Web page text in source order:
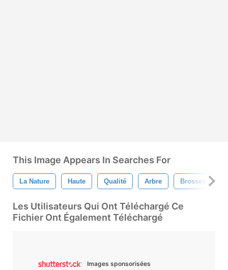
This Image Appears In Searches For
La Nature Haute Qualité Arbre Brosses
Les Utilisateurs Qui Ont Téléchargé Ce
Fichier Ont Également Téléchargé
Images sponsorisées